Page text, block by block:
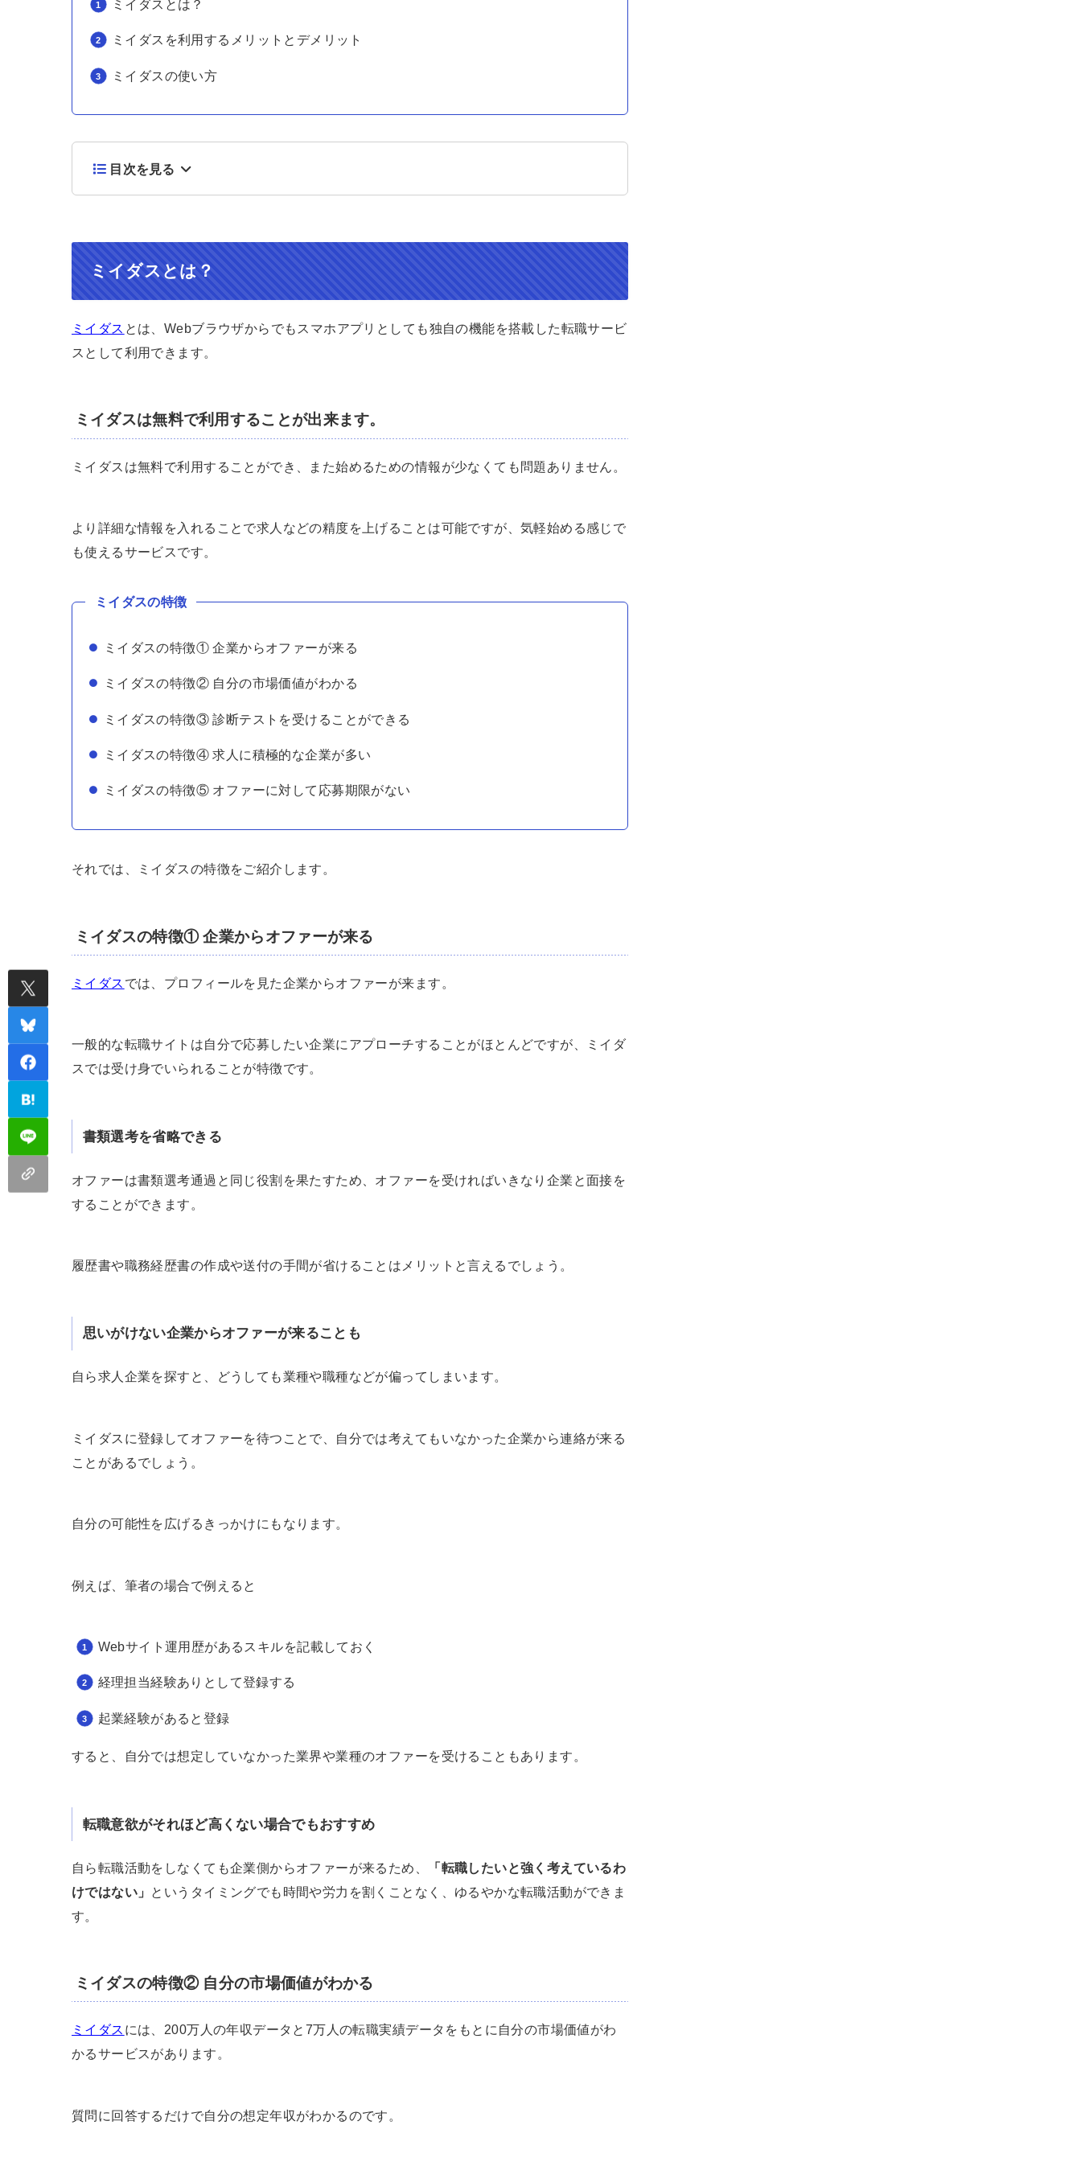
ミイダスとは？
ミイダスを利用するメリットとデメリット
ミイダスの使い方
目次を見る
ミイダスとは？
ミイダス とは、Webブラウザからでもスマホアプリとしても独自の機能を搭載した転職サービ
スとして利用できます。
ミイダスは無料で利用することが出来ます。
ミイダスは無料で利用することができ、また始めるための情報が少なくても問題ありません。
より詳細な情報を入れることで求人などの精度を上げることは可能ですが、気軽始める感じで
も使えるサービスです。
ミイダスの特徴
ミイダスの特徴① 企業からオファーが来る
ミイダスの特徴② 自分の市場価値がわかる
ミイダスの特徴③ 診断テストを受けることができる
ミイダスの特徴④ 求人に積極的な企業が多い
ミイダスの特徴⑤ オファーに対して応募期限がない
それでは、ミイダスの特徴をご紹介します。
ミイダスの特徴① 企業からオファーが来る
ミイダス では、プロフィールを見た企業からオファーが来ます。
一般的な転職サイトは自分で応募したい企業にアプローチすることがほとんどですが、ミイダ
スでは受け身でいられることが特徴です。
書類選考を省略できる
オファーは書類選考通過と同じ役割を果たすため、オファーを受ければいきなり企業と面接を
することができます。
履歴書や職務経歴書の作成や送付の手間が省けることはメリットと言えるでしょう。
思いがけない企業からオファーが来ることも
自ら求人企業を探すと、どうしても業種や職種などが偏ってしまいます。
ミイダスに登録してオファーを待つことで、自分では考えてもいなかった企業から連絡が来る
ことがあるでしょう。
自分の可能性を広げるきっかけにもなります。
例えば、筆者の場合で例えると
Webサイト運用歴があるスキルを記載しておく
経理担当経験ありとして登録する
起業経験があると登録
すると、自分では想定していなかった業界や業種のオファーを受けることもあります。
転職意欲がそれほど高くない場合でもおすすめ
自ら転職活動をしなくても企業側からオファーが来るため、
「転職したいと強く考えているわ
けではない」 というタイミングでも時間や労力を割くことなく、ゆるやかな転職活動ができま
す。
ミイダスの特徴② 自分の市場価値がわかる
ミイダス には、200万人の年収データと7万人の転職実績データをもとに自分の市場価値がわ
かるサービスがあります。
質問に回答するだけで自分の想定年収がわかるのです。